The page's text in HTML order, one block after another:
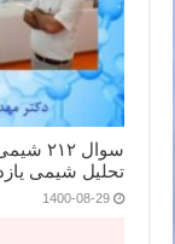
تحلیل شیمی
1400-08-29